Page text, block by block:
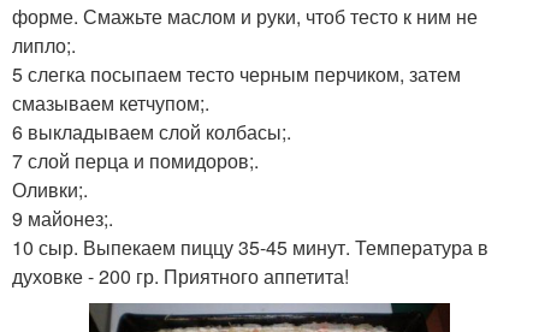
форме. Смажьте маслом и руки, чтоб тесто к ним не
липло;.
5 слегка посыпаем тесто черным перчиком, затем
смазываем кетчупом;.
6 выкладываем слой колбасы;.
7 слой перца и помидоров;.
Оливки;.
9 майонез;.
10 сыр. Выпекаем пиццу 35-45 минут. Температура в
духовке - 200 гр. Приятного аппетита!